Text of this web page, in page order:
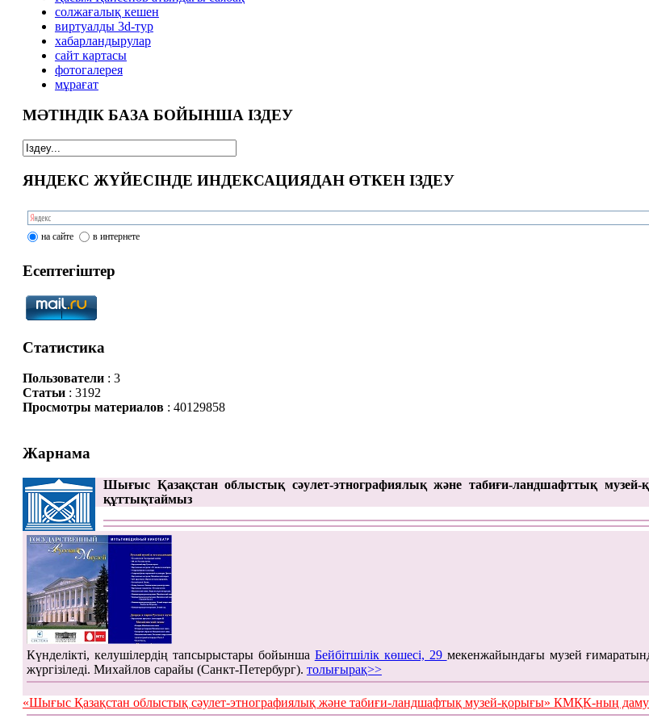
солжағалық кешен
виртуалды 3d-тур
xабарландырулар
сайт картасы
фотогалерея
мұрағат
МӘТІНДІК БАЗА БОЙЫНША ІЗДЕУ
ЯНДЕКС ЖҮЙЕСІНДЕ ИНДЕКСАЦИЯДАН ӨТКЕН ІЗДЕУ
на сайте в интернете
Есептегіштер
Статистика
Пользователи: 3
Статьи: 3192
Просмотры материалов: 40129858
Жарнама
Шығыс Қазақстан облыстық сәулет-этнографиялық және табиғи-ландшафттық
құттықтаймыз
Күнделікті, келушілердің тапсырыстары бойынша Бейбітшілік көшесі, 29 мекенжайындағы музей
жүргізіледі. Михайлов сарайы (Санкт-Петербург). толығырақ>>
«Шығыс Қазақстан облыстық сәулет-этнографиялық және табиғи-ландшафтық музей-қорығы» КМҚК-